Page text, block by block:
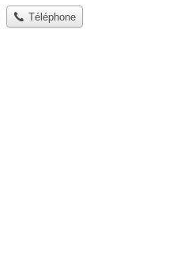
Téléphone